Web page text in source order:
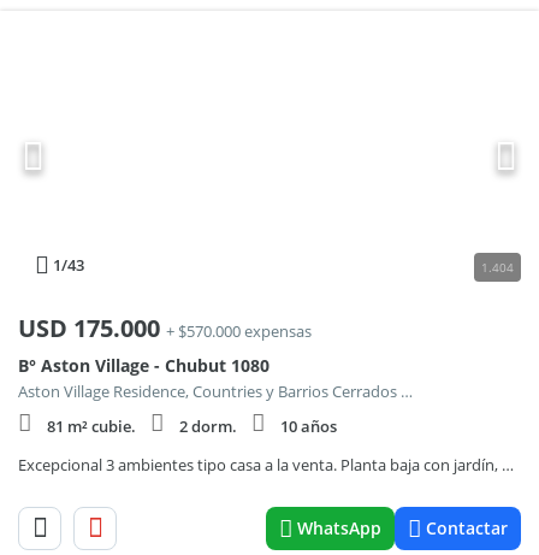
1/43 1.404
USD 175.000 + $570.000 expensas
B° Aston Village - Chubut 1080
Aston Village Residence, Countries y Barrios Cerrados en Pilar
81 m² cubie.
2 dorm.
10 años
Excepcional 3 ambientes tipo casa a la venta. Planta baja con jardín, Aston Village, Pilar.
WhatsApp Contactar